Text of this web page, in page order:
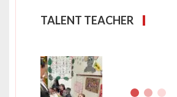
TALENT TEACHER